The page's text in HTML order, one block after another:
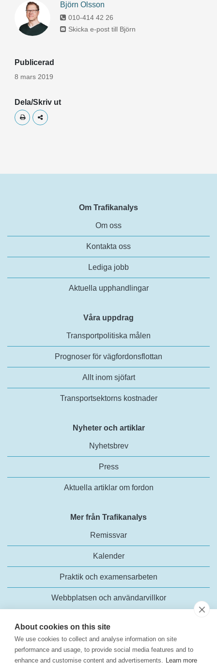
About cookies on this site
We use cookies to collect and analyse information on site
performance and usage, to provide social media features and to
enhance and customise content and advertisements. Learn more
Björn Olsson
010-414 42 26
Skicka e-post till Björn
Publicerad
8 mars 2019
Dela/Skriv ut
Skriv utDela
Om Trafikanalys
Om oss
Kontakta oss
Lediga jobb
Aktuella upphandlingar
Våra uppdrag
Transportpolitiska målen
Prognoser för vägfordonsflottan
Allt inom sjöfart
Transportsektorns kostnader
Nyheter och artiklar
Nyhetsbrev
Press
Aktuella artiklar om fordon
Mer från Trafikanalys
Remissvar
Kalender
Praktik och examensarbeten
Webbplatsen och användarvillkor